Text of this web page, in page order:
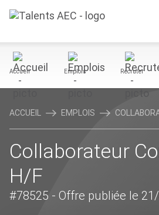
Accueil Emplois Recruter
ACCUEIL EMPLOIS
Collaborateur
H/F
#78525 - Offre publiée le